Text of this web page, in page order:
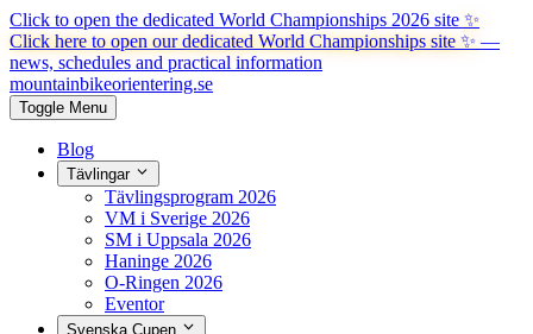
Click to open the dedicated World Championships 2026 site ✨
Click here to open our dedicated World Championships site ✨ —
news, schedules and practical information
mountainbikeorientering.se
Toggle Menu
Blog
Tävlingar
Tävlingsprogram 2026
VM i Sverige 2026
SM i Uppsala 2026
Haninge 2026
O-Ringen 2026
Eventor
Svenska Cupen